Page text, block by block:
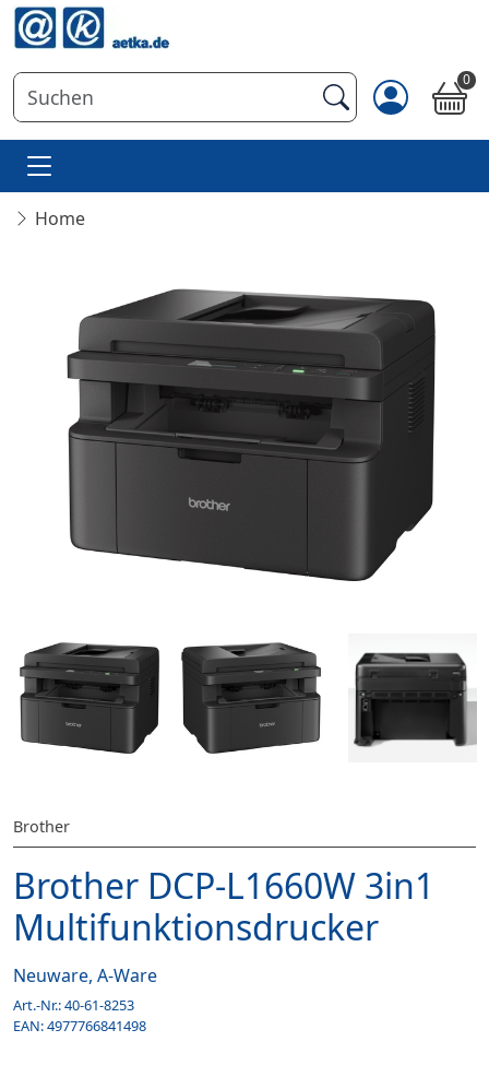
0
Home
Brother
Brother DCP-L1660W 3in1
Multifunktionsdrucker
Neuware, A-Ware
Art.-Nr.:40-61-8253
EAN:4977766841498